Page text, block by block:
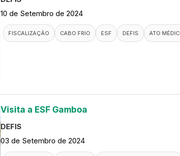
10 de Setembro de 2024
FISCALIZAÇÃO CABO FRIO ESF DEFIS ATO
Visita a ESF Gamboa
DEFIS
03 de Setembro de 2024